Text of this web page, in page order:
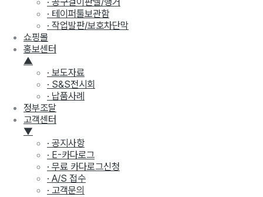
· 테이퍼툴보관함
· 작업발판/보호차단막
쇼핑몰
홍보센터
▲
· 보도자료
· S&S전시회
· 납품사례
정부조달
고객센터
▼
· 공지사항
· E-카다로그
· 무료 카다로그신청
· A/S 접수
· 고객문의